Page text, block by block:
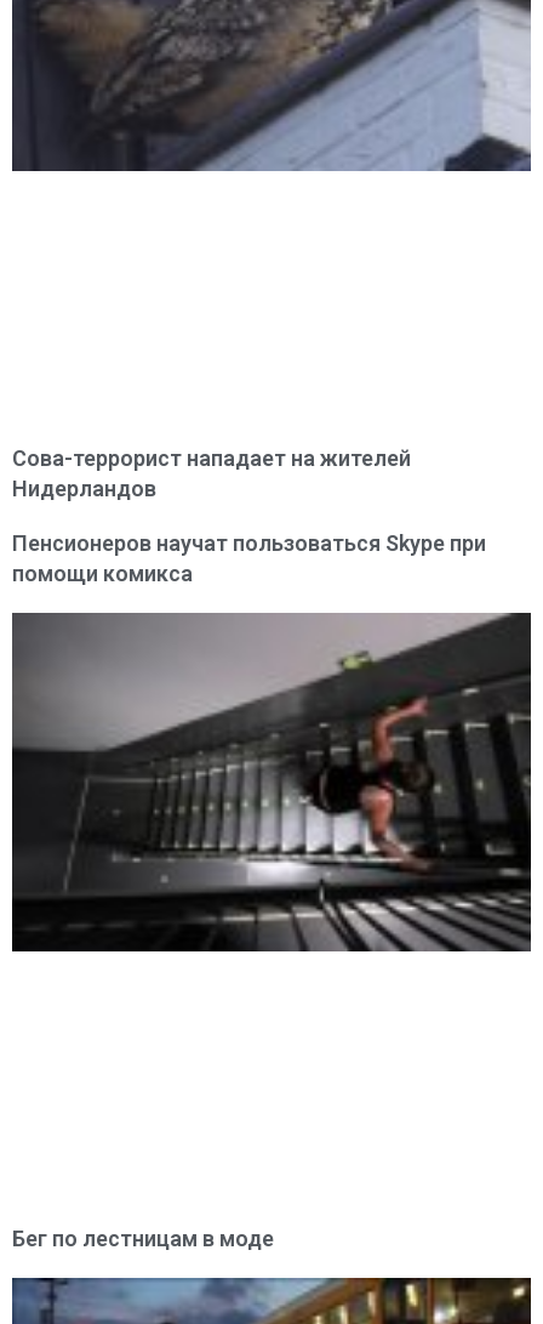
Сова-террорист нападает на жителей
Нидерландов
Пенсионеров научат пользоваться Skype при
помощи комикса
Бег по лестницам в моде